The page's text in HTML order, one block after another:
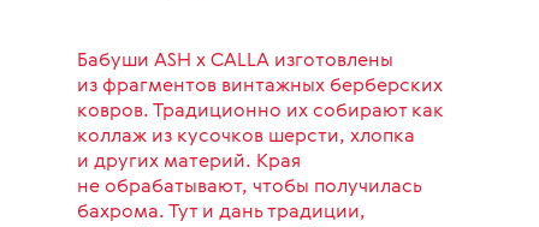
Бабуши ASH х CALLA изготовлены
из фрагментов винтажных берберских
ковров. Традиционно их собирают как
коллаж из кусочков шерсти, хлопка
и других материй. Края
не обрабатывают, чтобы получилась
бахрома. Тут и дань традиции,